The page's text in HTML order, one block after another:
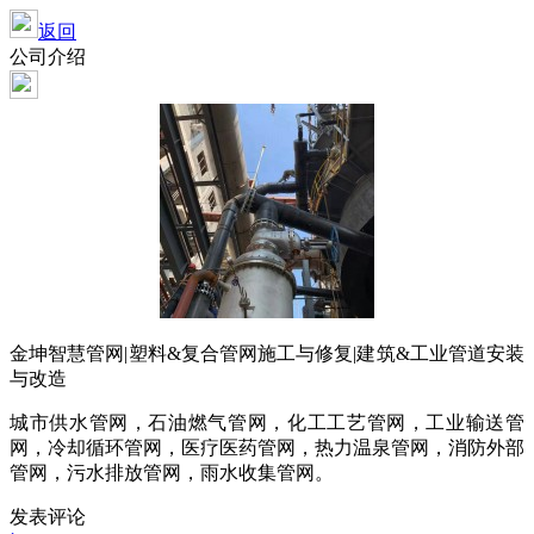
返回
公司介绍
金坤智慧管网 |塑料&复合管网施工与修复|建筑&工业管道安装
与改造
城市供水管网，石油燃气管网，化工工艺管网，工业输送管
网，冷却循环管网，医疗医药管网，热力温泉管网，消防外部
管网，污水排放管网，雨水收集管网。
发表评论